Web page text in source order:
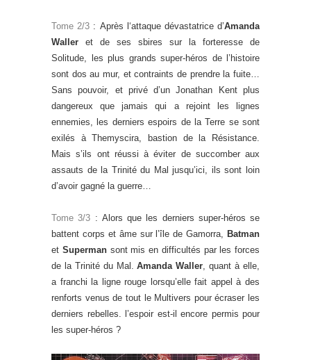
Tome 2/3 : Après l‘attaque dévastatrice d’Amanda
Waller et de ses sbires sur la forteresse de
Solitude, les plus grands super-héros de l’histoire
sont dos au mur, et contraints de prendre la fuite…
Sans pouvoir, et privé d’un Jonathan Kent plus
dangereux que jamais qui a rejoint les lignes
ennemies, les derniers espoirs de la Terre se sont
exilés à Themyscira, bastion de la Résistance.
Mais s’ils ont réussi à éviter de succomber aux
assauts de la Trinité du Mal jusqu’ici, ils sont loin
d’avoir gagné la guerre…
Tome 3/3 : Alors que les derniers super-héros se
battent corps et âme sur l’île de Gamorra, Batman
et Supermansont mis en difficultés par les forces
de la Trinité du Mal.Amanda Waller , quant à elle,
a franchi la ligne rouge lorsqu’elle fait appel à des
renforts venus de tout le Multivers pour écraser les
derniers rebelles. l’espoir est-il encore permis pour
les super-héros ?